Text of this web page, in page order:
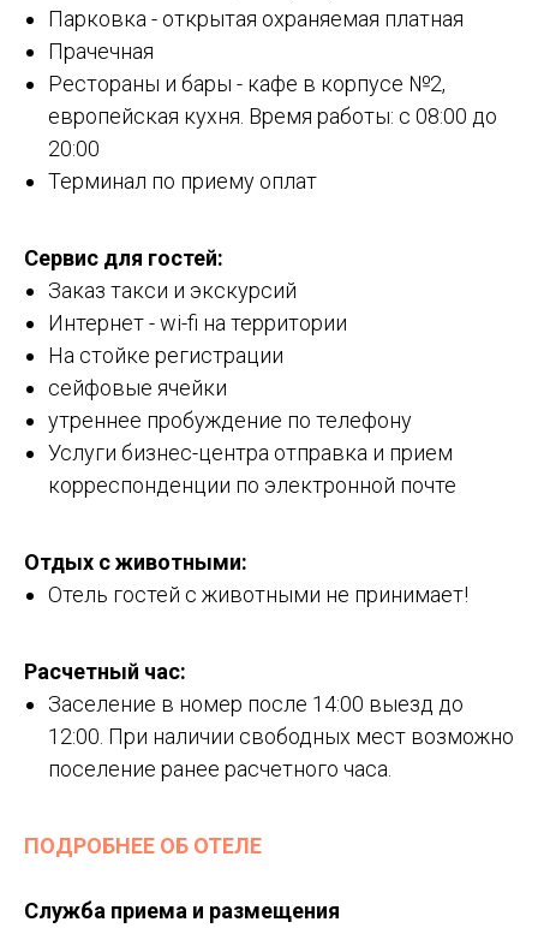
Парковка - открытая охраняемая платная
Прачечная
Рестораны и бары - кафе в корпусе №2,
европейская кухня. Время работы: с 08:00 до
20:00
Терминал по приему оплат
Cервис для гостей:
Заказ такси и экскурсий
Интернет - wi-fi на территории
На стойке регистрации
сейфовые ячейки
утреннее пробуждение по телефону
Услуги бизнес-центра отправка и прием
корреспонденции по электронной почте
Отдых с животными:
Отель гостей с животными не принимает!
Расчетный час:
Заселение в номер после 14:00 выезд до
12:00. При наличии свободных мест возможно
поселение ранее расчетного часа.
ПОДРОБНЕЕ ОБ ОТЕЛЕ
Служба приема и размещения